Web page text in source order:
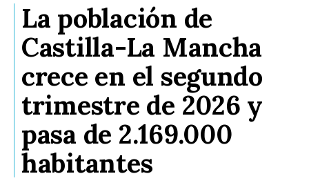
La población de
Castilla-La Mancha
crece en el segundo
trimestre de 2026 y
pasa de 2.169.000
habitantes